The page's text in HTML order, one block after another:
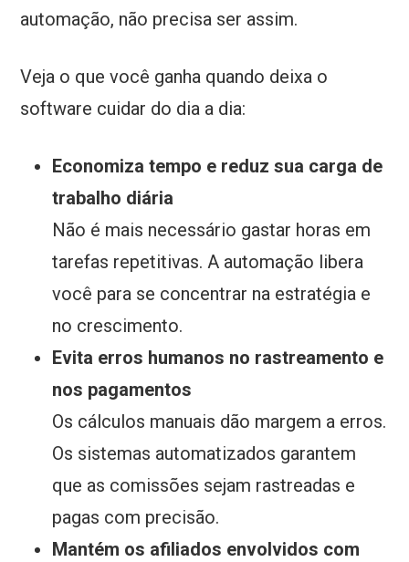
automação, não precisa ser assim.
Veja o que você ganha quando deixa o
software cuidar do dia a dia:
Economiza tempo e reduz sua carga de
trabalho diária
Não é mais necessário gastar horas em
tarefas repetitivas. A automação libera
você para se concentrar na estratégia e
no crescimento.
Evita erros humanos no rastreamento e
nos pagamentos
Os cálculos manuais dão margem a erros.
Os sistemas automatizados garantem
que as comissões sejam rastreadas e
pagas com precisão.
Mantém os afiliados envolvidos com